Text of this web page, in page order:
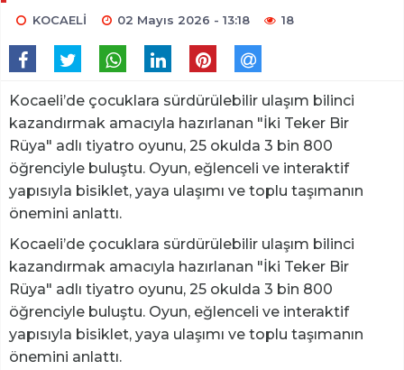
KOCAELİ 02 Mayıs 2026 - 13:18 18
Kocaeli’de çocuklara sürdürülebilir ulaşım bilinci
kazandırmak amacıyla hazırlanan "İki Teker Bir
Rüya" adlı tiyatro oyunu, 25 okulda 3 bin 800
öğrenciyle buluştu. Oyun, eğlenceli ve interaktif
yapısıyla bisiklet, yaya ulaşımı ve toplu taşımanın
önemini anlattı.
Kocaeli’de çocuklara sürdürülebilir ulaşım bilinci
kazandırmak amacıyla hazırlanan "İki Teker Bir
Rüya" adlı tiyatro oyunu, 25 okulda 3 bin 800
öğrenciyle buluştu. Oyun, eğlenceli ve interaktif
yapısıyla bisiklet, yaya ulaşımı ve toplu taşımanın
önemini anlattı.